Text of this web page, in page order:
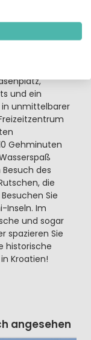
können Sie
die
können Sie
und ein
unmittelbarer
Gehminuten
des
die
Sie
Inseln. Im
und sogar
spazieren Sie
historische
Kroatien!
angesehen